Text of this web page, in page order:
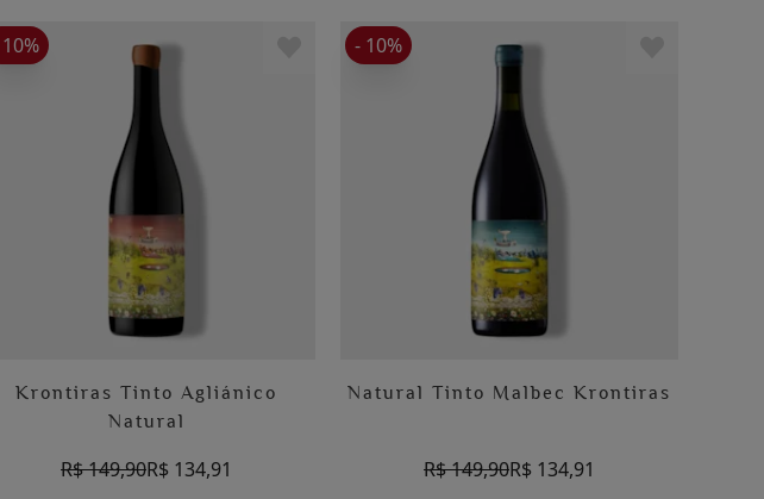
Krontiras Tinto Agliánico
Natural
R$ 149,90R$ 134,91
Natural Tinto Malbec Krontiras
R$ 149,90R$ 134,91
- 10%